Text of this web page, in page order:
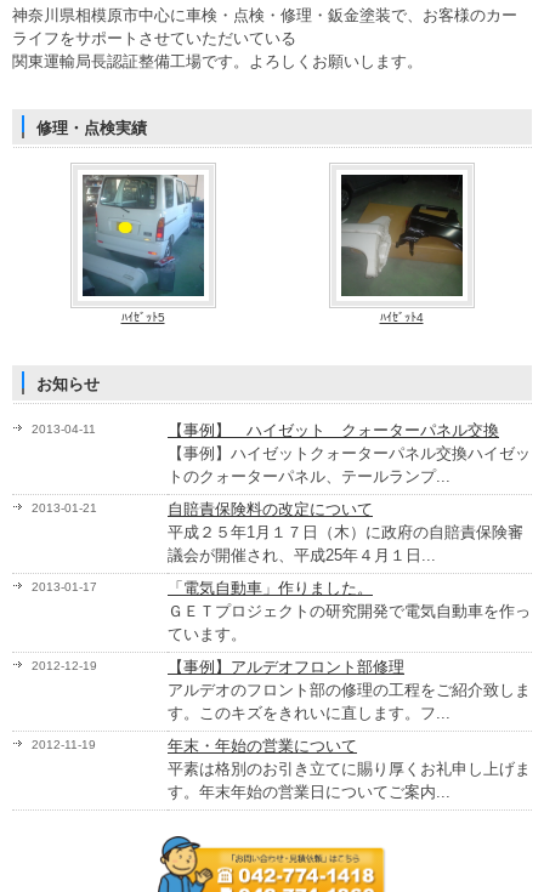
神奈川県相模原市中心に車検・点検・修理・鈑金塗装で、お客様のカー
ライフをサポートさせていただいている
関東運輸局長認証整備工場です。よろしくお願いします。
修理・点検実績
ﾊｲｾﾞｯﾄ5 ﾊｲｾﾞｯﾄ4
お知らせ
2013-04-11
【事例】 ハイゼット クォーターパネル交換
【事例】ハイゼットクォーターパネル交換ハイゼッ
トのクォーターパネル、テールランプ...
2013-01-21
自賠責保険料の改定について
平成２５年1月１７日（木）に政府の自賠責保険審
議会が開催され、平成25年４月１日...
2013-01-17
「電気自動車」作りました。
ＧＥＴプロジェクトの研究開発で電気自動車を作っ
ています。
2012-12-19
【事例】アルデオフロント部修理
アルデオのフロント部の修理の工程をご紹介致しま
す。このキズをきれいに直します。フ...
2012-11-19
年末・年始の営業について
平素は格別のお引き立てに賜り厚くお礼申し上げま
す。年末年始の営業日についてご案内...